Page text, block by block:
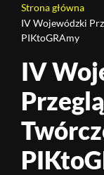
Teatralnej
PIKtoGRAmy
Strona główna
IV Wojewódzki
PIKtoGRAmy
Treść
stronyIV